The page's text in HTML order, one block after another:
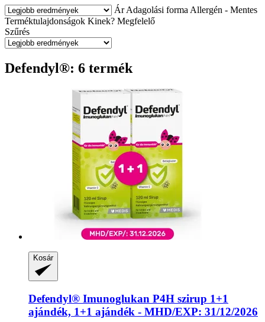
Ár Adagolási forma Allergén - Mentes
Terméktulajdonságok Kinek? Megfelelő
Szűrés
Defendyl®: 6 termék
Kosár
Defendyl® Imunoglukan P4H szirup 1+1
ajándék, 1+1 ajándék -​ MHD/EXP: 31/12/2026